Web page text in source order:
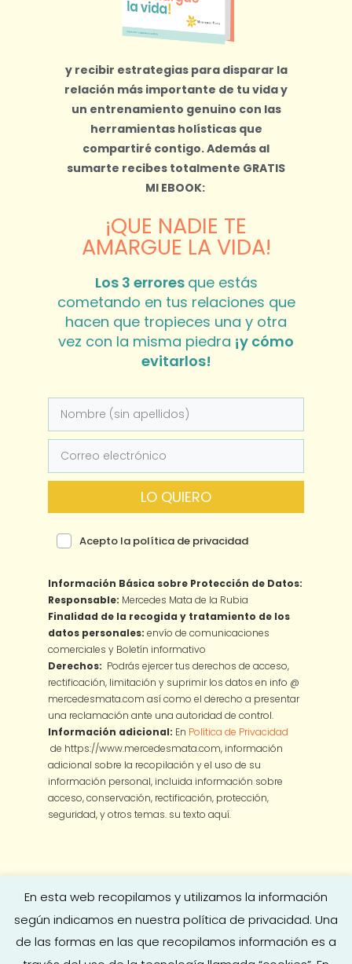
y recibir estrategias para disparar la
relación más importante de tu vida y
un entrenamiento genuino con las
herramientas holísticas que
compartiré contigo.Además al
sumarte recibes totalmente GRATIS
MI EBOOK:
¡QUE NADIE TE
AMARGUE LA VIDA!
Los 3 errores que estás
cometando en tus relaciones que
hacen que tropieces una y otra
vez con la misma piedra ¡y cómo
evitarlos!
LO QUIERO
Acepto la política de privacidad
Información Básica sobre Protección de Datos:
Responsable: Mercedes Mata de la Rubia
Finalidad de la recogida y tratamiento de los
datos personales: envío de comunicaciones
comerciales y Boletín informativo
Derechos: Podrás ejercer tus derechos de acceso,
rectificación, limitación y suprimir los datos en info @
mercedesmata.com así como el derecho a presentar
una reclamación ante una autoridad de control.
Información adicional: En Política de Privacidad
de https://www.mercedesmata.com, información
adicional sobre la recopilación y el uso de su
información personal, incluida información sobre
acceso, conservación, rectificación, protección,
seguridad, y otros temas. su texto aquí.
Copyright © 2026 Mercedes Mata
En esta web recopilamos y utilizamos la información
según indicamos en nuestra política de privacidad. Una
de las formas en las que recopilamos información es a